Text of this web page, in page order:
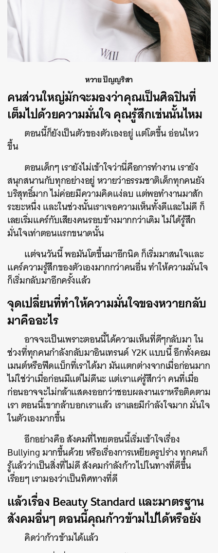
หวาย ปัญญริสา
คนส่วนใหญ่มักจะมองว่าคุณเป็นศิลปินที่
เต็มไปด้วยความมั่นใจ คุณรู้สึกเช่นนั้นไหม
ตอนนี้ก็ยังเป็นตัวของตัวเองอยู่ แต่โตขึ้น อ่อนไหว
ขึ้น
ตอนเด็กๆ เรายังไม่เข้าใจว่านี่คือการทำงาน เรายัง
สนุกสนานกับทุกอย่างอยู่ หวายว่าธรรมชาติเด็กทุกคนยัง
บริสุทธิ์มาก ไม่ค่อยมีความคิดแง่ลบ แต่พอทำงานมาสัก
ระยะหนึ่ง และในช่วงนั้นเราเจอความเห็นทั้งดีและไม่ดี ก็
เลยเริ่มแคร์กับเสียงคนรอบข้างมากกว่าเดิม ไม่ได้รู้สึก
มั่นใจเท่าตอนแรกขนาดนั้น
แต่จนวันนี้ พอมันโตขึ้นมาอีกนิด ก็เริ่มมาสนใจและ
แคร์ความรู้สึกของตัวเองมากกว่าคนอื่น ทำให้ความมั่นใจ
ก็เริ่มกลับมาอีกครั้งแล้ว
จุดเปลี่ยนที่ทำให้ความมั่นใจของหวายกลับ
มาคืออะไร
อาจจะเป็นเพราะตอนนี้ได้ความเห็นที่ดีๆกลับมา ใน
ช่วงที่ทุกคนกำลังกลับมาอินเทรนด์ Y2K แบบนี้ อีกทั้งคอม
เมนต์หรือฟีดแบ็กที่เราได้มา มันแตกต่างจากเมื่อก่อนมาก
ไม่ใช่ว่าเมื่อก่อนมีแต่ไม่ดีนะ แต่เราแค่รู้สึกว่า คนที่เมื่อ
ก่อนอาจจะไม่กล้าแสดงออกว่าชอบผลงานเราหรือติดตาม
เรา ตอนนี้เขากล้าบอกเราแล้ว เราเลยมีกำลังใจมาก มั่นใจ
ในตัวเองมากขึ้น
อีกอย่างคือ สังคมที่ไทยตอนนี้เริ่มเข้าใจเรื่อง
Bullying มากขึ้นด้วย หรือเรื่องการเหยียดรูปร่าง ทุกคนก็
รู้แล้วว่าเป็นสิ่งที่ไม่ดี สังคมกำลังก้าวไปในทางที่ดีขึ้น
เรื่อยๆ เรามองว่าเป็นทิศทางที่ดี
แล้วเรื่อง Beauty Standard และมาตรฐาน
สังคมอื่นๆ ตอนนี้คุณก้าวข้ามไปได้หรือยัง
คิดว่าก้าวข้ามได้แล้ว